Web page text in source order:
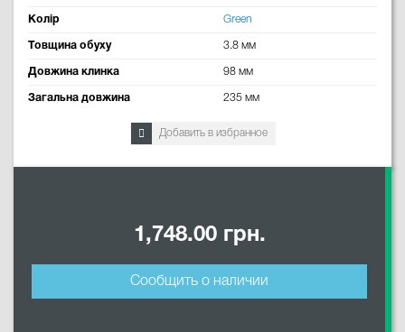
Колір Green
Товщина обуху 3.8 мм
Довжина клинка 98 мм
Загальна довжина 235 мм
Добавить в избранное
1,748.00 грн.
Сообщить о наличии